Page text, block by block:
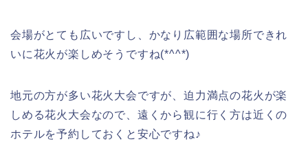
会場がとても広いですし、かなり広範囲な場所できれ
いに花火が楽しめそうですね(*^^*)
地元の方が多い花火大会ですが、迫力満点の花火が楽
しめる花火大会なので、遠くから観に行く方は近くの
ホテルを予約しておくと安心ですね♪